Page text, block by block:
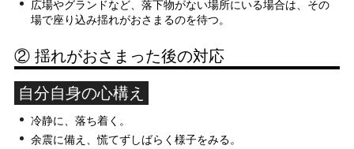
広場やグランドなど、落下物がない場所にいる場合は、その
場で座り込み揺れがおさまるのを待つ。
② 揺れがおさまった後の対応
自分自身の心構え
冷静に、落ち着く。
余震に備え、慌てずしばらく様子をみる。